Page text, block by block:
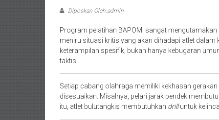
Diposkan Oleh:admin
Program pelatihan BAPOMI sangat mengutamakan
meniru situasi kritis yang akan dihadapi atlet
keterampilan spesifik, bukan hanya kebugaran
taktis.
Setiap cabang olahraga memiliki kekhasan gerakan
disesuaikan. Misalnya, pelari jarak pendek
itu, atlet bulutangkis membutuhkan drilluntuk